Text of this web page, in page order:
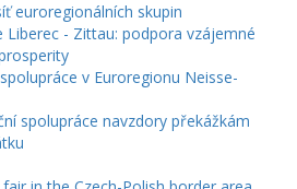
euroregionálních skupin
Liberec - Zittau: podpora vzájemné
v Euroregionu Neisse-
spolupráce navzdory překážkám